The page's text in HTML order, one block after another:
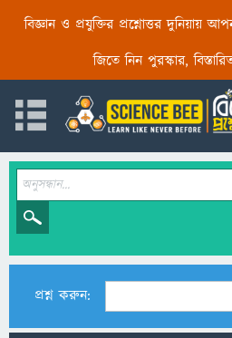
বিজ্ঞান ও প্রযুক্তির প্রশ্নোত্তর দুনিয়ায়
জিতে নিন পুরস্কার,
প্রশ্ন করুন: